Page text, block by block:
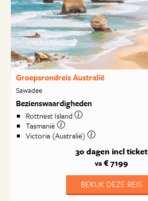
Groepsrondreis Australië
Sawadee
Bezienswaardigheden
Rottnest Island
Tasmanië
Victoria (Australië)
30 dagen incl ticket
va€ 7199
BEKIJK DEZE REIS